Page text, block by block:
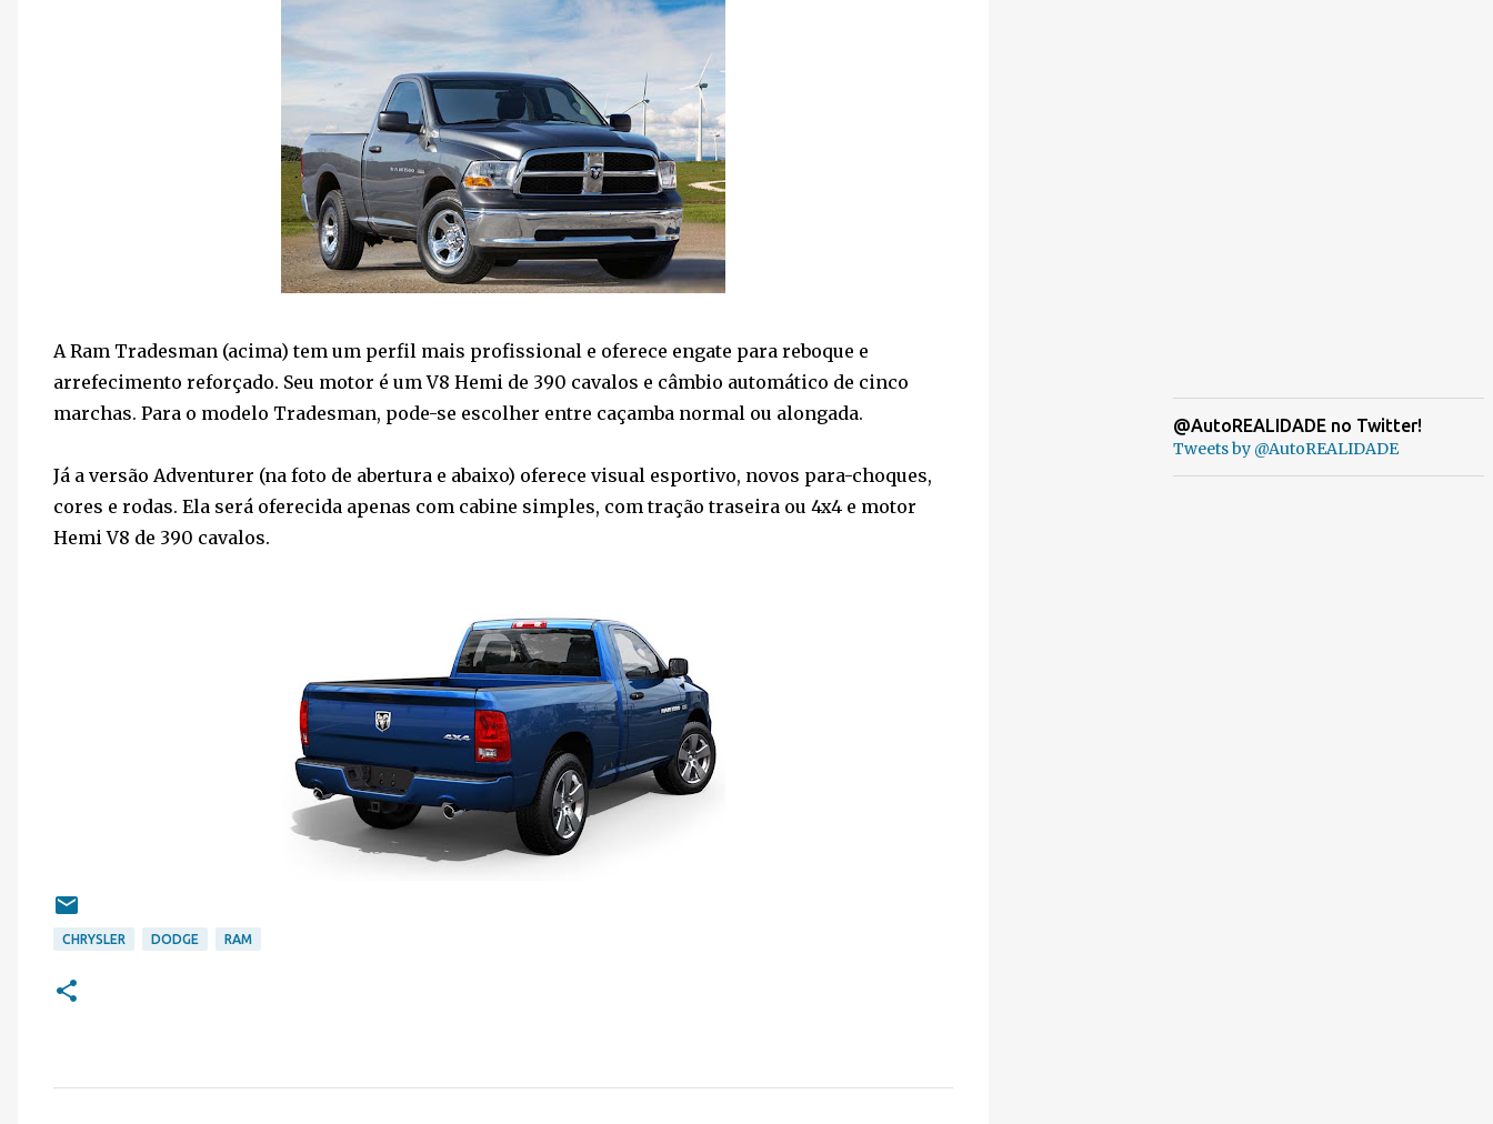
A Ram Tradesman (acima) tem um perfil mais profissional e oferece engate para reboque e
arrefecimento reforçado. Seu motor é um V8 Hemi de 390 cavalos e câmbio automático de cinco
marchas. Para o modelo Tradesman, pode-se escolher entre caçamba normal ou alongada.
Já a versão Adventurer (na foto de abertura e abaixo) oferece visual esportivo, novos para-choques,
cores e rodas. Ela será oferecida apenas com cabine simples, com tração traseira ou 4x4 e motor
Hemi V8 de 390 cavalos.
CHRYSLER DODGE RAM
@AutoREALIDADE no Twitter!
Tweets by @AutoREALIDADE